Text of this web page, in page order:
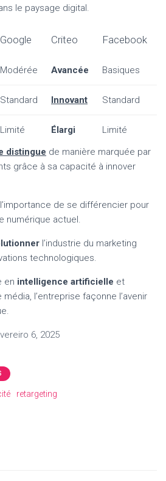
le paysage digital.
Google Criteo Facebook
Modérée Avancée Basiques
Standard Innovant Standard
Limité Élargi
Limité
distingue de manière marquée par
grâce à sa capacité à innover
de se différencier pour
numérique actuel.
l’industrie du marketing
technologiques.
en intelligence artificielle et
l’entreprise façonne l’avenir
6, 2025
retargeting